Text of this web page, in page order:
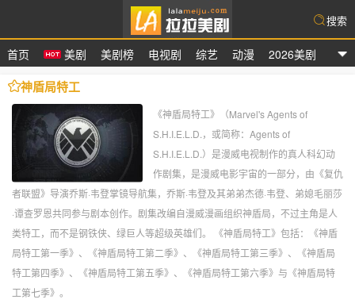
首页 美剧 美剧榜 电视剧 综艺 动漫 2026美剧
搜索
神盾局特工
《神盾局特工》（Marvel's Agents of
S.H.I.E.L.D.，或简称：Agents of
S.H.I.E.L.D.）是漫威电视制作的真人科幻动
作剧集，是漫威电影宇宙的一部分，由《复仇
者联盟》导演乔斯·韦登掌镜导航集，乔斯·韦登及其弟弟杰德·韦登、弟媳毛丽莎
·谭查罗恩共同参与剧本创作。剧集改编自漫威漫画组织神盾局，不过主角是人
类特工，而不是钢铁侠、绿巨人等超级英雄们。 《神盾局特工》包括：《神盾
局特工第一季》、《神盾局特工第二季》、《神盾局特工第三季》、《神盾局
特工第四季》、《神盾局特工第五季》、《神盾局特工第六季》与《神盾局特
工第七季》。